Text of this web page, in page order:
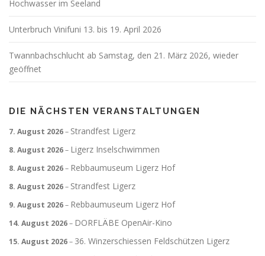
Hochwasser im Seeland
Unterbruch Vinifuni 13. bis 19. April 2026
Twannbachschlucht ab Samstag, den 21. März 2026, wieder
geöffnet
DIE NÄCHSTEN VERANSTALTUNGEN
7. August 2026– Strandfest Ligerz
8. August 2026– Ligerz Inselschwimmen
8. August 2026– Rebbaumuseum Ligerz Hof
8. August 2026– Strandfest Ligerz
9. August 2026– Rebbaumuseum Ligerz Hof
14. August 2026– DORFLÄBE OpenAir-Kino
15. August 2026– 36. Winzerschiessen Feldschützen Ligerz